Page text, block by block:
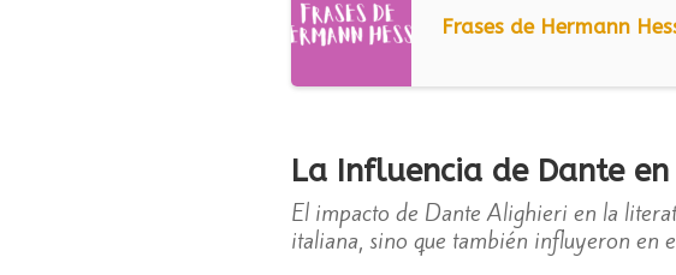
Frases de Hermann
La Influencia de Dante
El impacto de Dante Alighieri en la
italiana, sino que también influyeron en